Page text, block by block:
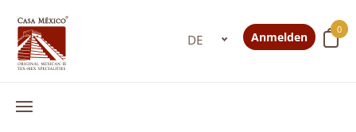
0
Anmelden